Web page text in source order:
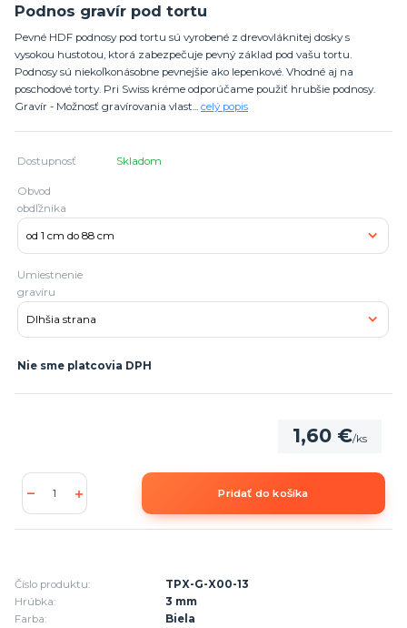
Podnos gravír pod tortu
Pevné HDF podnosy pod tortu sú vyrobené z drevovláknitej dosky s
vysokou hustotou, ktorá zabezpečuje pevný základ pod vašu tortu.
Podnosy sú niekoľkonásobne pevnejšie ako lepenkové. Vhodné aj na
poschodové torty. Pri Swiss kréme odporúčame použiť hrubšie podnosy.
Gravír - Možnosť gravírovania vlast... celý popis
Dostupnosť Skladom
Obvod
obdľžnika
Umiestnenie
gravíru
Nie sme platcovia DPH
1,60 €/ks
Pridať do košíka
Číslo produktu:
TPX-G-X00-13
Hrúbka:
3 mm
Farba:
Biela